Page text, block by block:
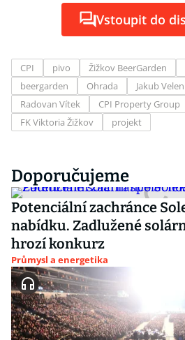
Vstoupit do
CPI pivo Žižkov BeerGarden
beergarden
Ohrada Jakub Velen
Radovan Vítek
CPI Property Group
FK Viktoria Žižkov
projekt
Doporučujeme
Potenciální zachránce
nabídku. Zadlužené
hrozí konkurz
Průmysl a energetika